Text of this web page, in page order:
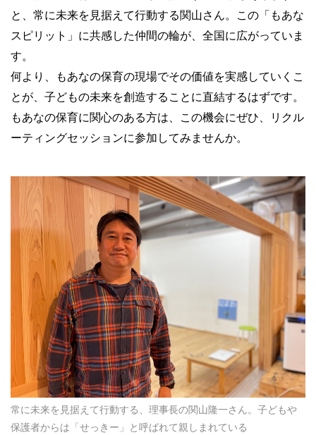
と、常に未来を見据えて行動する関山さん。この「もあな
スピリット」に共感した仲間の輪が、全国に広がっていま
す。
何より、もあなの保育の現場でその価値を実感していくこ
とが、子どもの未来を創造することに直結するはずです。
もあなの保育に関心のある方は、この機会にぜひ、リクル
ーティングセッションに参加してみませんか。
常に未来を見据えて行動する、理事長の関山隆一さん。子どもや
保護者からは「せっきー」と呼ばれて親しまれている